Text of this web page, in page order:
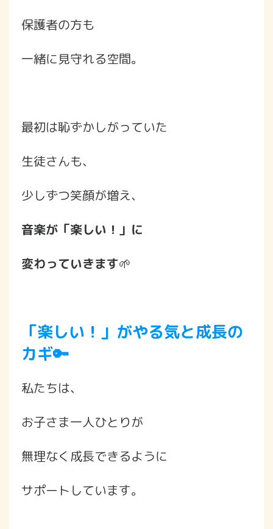
保護者の方も
一緒に見守れる空間。
最初は恥ずかしがっていた
生徒さんも、
少しずつ笑顔が増え、
音楽が「楽しい！」に
変わっていきます🌱
「楽しい！」がやる気と成長の
カギ🔑
私たちは、
お子さま一人ひとりが
無理なく成長できるように
サポートしています。